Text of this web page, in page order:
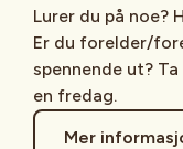
Lurer du på noe?
Er du forelder/
spennende ut?
en fredag.
Mer